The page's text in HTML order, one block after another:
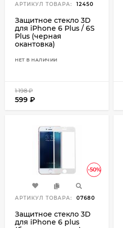
АРТИКУЛ ТОВАРА: 12450
Защитное стекло 3D
для iPhone 6 Plus / 6S
Plus (черная
окантовка)
НЕТ В НАЛИЧИИ
1 198₽
599 ₽
-50%
АРТИКУЛ ТОВАРА: 07680
Защитное стекло 3D
для iPhone 6 plus